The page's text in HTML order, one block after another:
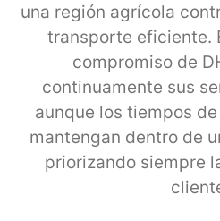
una región agrícola
transporte eficiente.
compromiso de
continuamente sus
aunque los tiempos
mantengan dentro de
priorizando siempre